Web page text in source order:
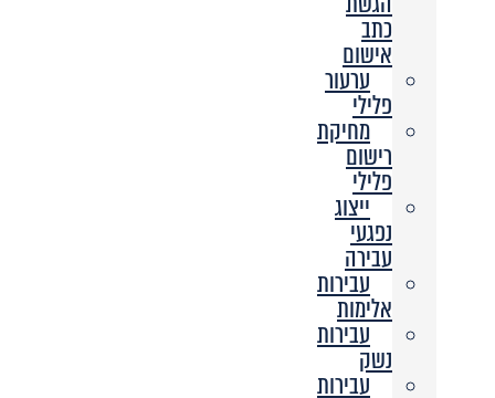
כתב
אישום
ערעור
פלילי
מחיקת
רישום
פלילי
ייצוג
נפגעי
עבירה
עבירות
אלימות
עבירות
נשק
עבירות